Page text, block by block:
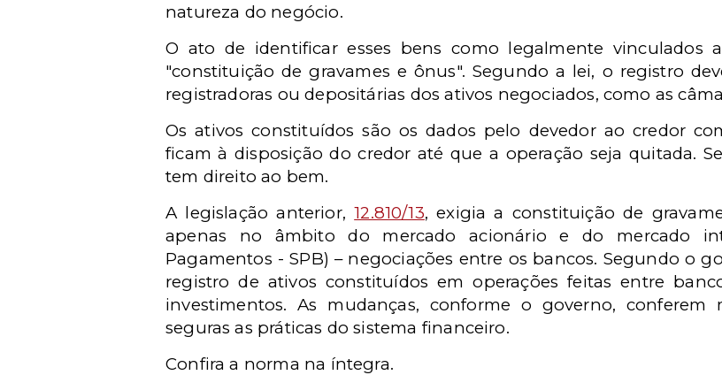
natureza do negócio.
O ato de identificar esses bens como legalmente vinculados
"constituição de gravames e ônus". Segundo a lei, o registro
registradoras ou depositárias dos ativos negociados, como as
Os ativos constituídos são os dados pelo devedor ao credor
ficam à disposição do credor até que a operação seja quitada.
tem direito ao bem.
A legislação anterior,12.810/13, exigia a constituição de
apenas no âmbito do mercado acionário e do mercado
Pagamentos - SPB) – negociações entre os bancos. Segundo o
registro de ativos constituídos em operações feitas entre
investimentos. As mudanças, conforme o governo,
seguras as práticas do sistema financeiro.
Confira a norma na íntegra.